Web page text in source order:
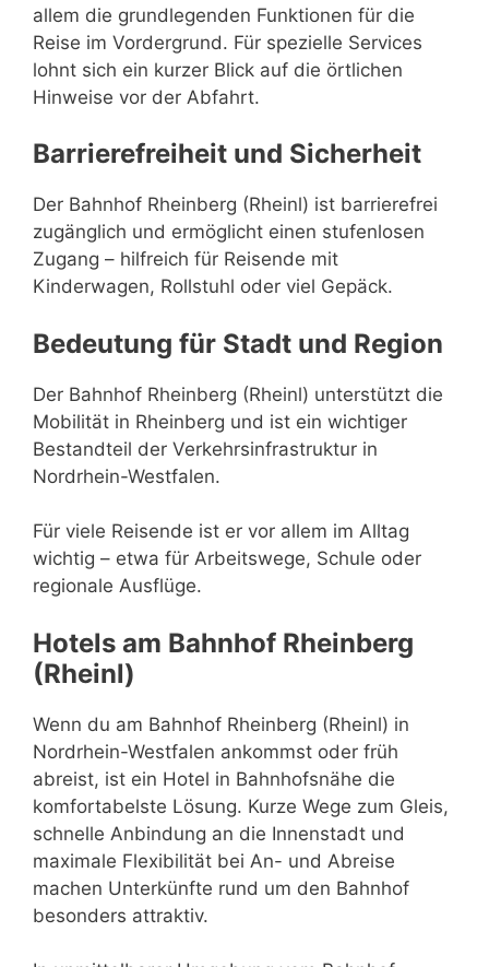
allem die grundlegenden Funktionen für die
Reise im Vordergrund. Für spezielle Services
lohnt sich ein kurzer Blick auf die örtlichen
Hinweise vor der Abfahrt.
Barrierefreiheit und Sicherheit
Der Bahnhof Rheinberg (Rheinl) ist barrierefrei
zugänglich und ermöglicht einen stufenlosen
Zugang – hilfreich für Reisende mit
Kinderwagen, Rollstuhl oder viel Gepäck.
Bedeutung für Stadt und Region
Der Bahnhof Rheinberg (Rheinl) unterstützt die
Mobilität in Rheinberg und ist ein wichtiger
Bestandteil der Verkehrsinfrastruktur in
Nordrhein-Westfalen.
Für viele Reisende ist er vor allem im Alltag
wichtig – etwa für Arbeitswege, Schule oder
regionale Ausflüge.
Hotels am Bahnhof Rheinberg
(Rheinl)
Wenn du am Bahnhof Rheinberg (Rheinl) in
Nordrhein-Westfalen ankommst oder früh
abreist, ist ein Hotel in Bahnhofsnähe die
komfortabelste Lösung. Kurze Wege zum Gleis,
schnelle Anbindung an die Innenstadt und
maximale Flexibilität bei An- und Abreise
machen Unterkünfte rund um den Bahnhof
besonders attraktiv.